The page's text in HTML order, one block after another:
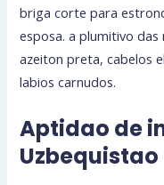
briga corte para
esposa. a plumitivo
azeiton preta, cabelos
labios carnudos.
Aptidao de
Uzbequistao